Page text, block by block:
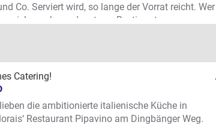
Co. Serviert wird, so lange der Vorrat reicht. Wer
sicher gehen oder etwas Bestimmtes essen
& Hochclub Münster)
Catering!
die ambitionierte italienische Küche in
Restaurant Pipavino am Dingbänger Weg.